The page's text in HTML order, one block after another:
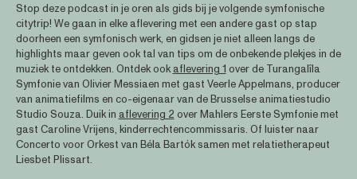
Stop deze podcast in je oren als gids bij je volgende symfonische
citytrip! We gaan in elke aflevering met een andere gast op stap
doorheen een symfonisch werk, en gidsen je niet alleen langs de
highlights maar geven ook tal van tips om de onbekende plekjes in de
muziek te ontdekken. Ontdek ookaflevering 1 over de Turangalîla
Symfonie van Olivier Messiaen met gast Veerle Appelmans, producer
van animatiefilms en co-eigenaar van de Brusselse animatiestudio
Studio Souza. Duik in aflevering 2 over Mahlers Eerste Symfonie met
gast Caroline Vrijens, kinderrechtencommissaris. Of luister naar
Concerto voor Orkest van Béla Bartók samen met relatietherapeut
Liesbet Plissart.